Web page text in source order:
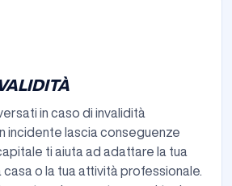
in caso di invalidità
incidente lascia conseguenze
ti aiuta ad adattare la tua
o la tua attività professionale.